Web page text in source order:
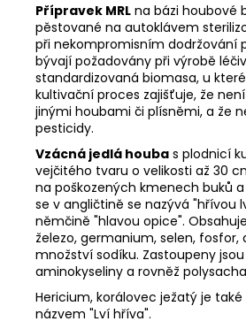
Přípravek MRL na bázi houbové
pěstované na autoklávem
při nekompromisním dodržování
bývají požadovány při výrobě
standardizovaná biomasa, u
kultivační proces zajišťuje, že
jinými houbami či plísněmi, a že
pesticidy.
Vzácná jedlá houba s plodnicí
vejčitého tvaru o velikosti až 30
na poškozených kmenech buků
se v angličtině se nazývá "hřívou
němčině "hlavou opice".
železo, germanium, selen, fosfor,
množství sodíku. Zastoupeny
aminokyseliny a rovněž
Hericium, korálovec ježatý je
názvem "Lví hříva".